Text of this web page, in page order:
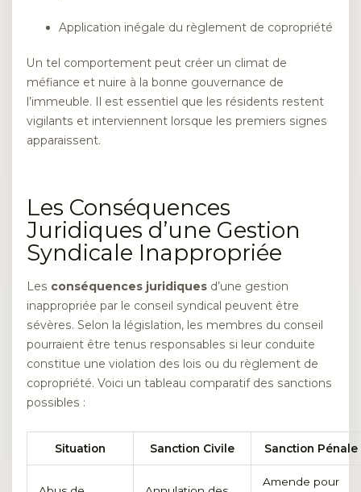
Application inégale du règlement de copropriété
Un tel comportement peut créer un climat de
méfiance et nuire à la bonne gouvernance de
l’immeuble. Il est essentiel que les résidents restent
vigilants et interviennent lorsque les premiers signes
apparaissent.
Les Conséquences
Juridiques d’une Gestion
Syndicale Inappropriée
Les conséquences juridiques d’une gestion
inappropriée par le conseil syndical peuvent être
sévères. Selon la législation, les membres du conseil
pourraient être tenus responsables si leur conduite
constitue une violation des lois ou du règlement de
copropriété. Voici un tableau comparatif des sanctions
possibles :
Situation Sanction Civile Sanction Pénale
Amende pour